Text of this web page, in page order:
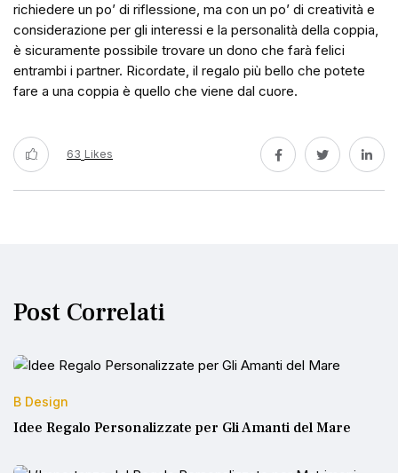
richiedere un po’ di riflessione, ma con un po’ di creatività e
considerazione per gli interessi e la personalità della coppia,
è sicuramente possibile trovare un dono che farà felici
entrambi i partner. Ricordate, il regalo più bello che potete
fare a una coppia è quello che viene dal cuore.
63 Likes
Post Correlati
B Design
Idee Regalo Personalizzate per Gli Amanti del Mare